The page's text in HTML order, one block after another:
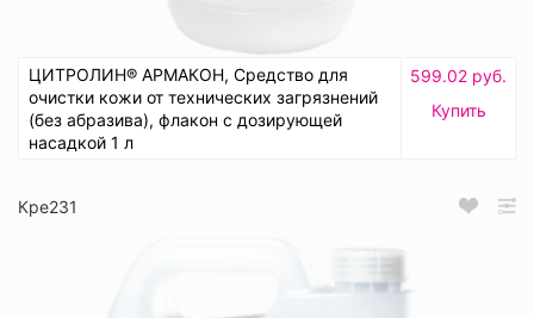
ЦИТРОЛИН® АРМАКОН, Средство для
очистки кожи от технических загрязнений
(без абразива), флакон с дозирующей
насадкой 1 л
599.02 руб.
Купить
Кре231